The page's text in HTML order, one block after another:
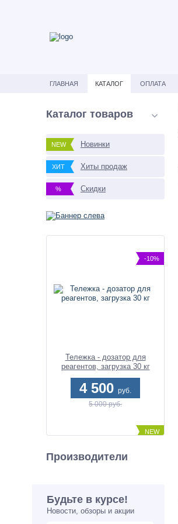
ГЛАВНАЯ КАТАЛОГ ОПЛАТА
Каталог товаров
NEW Новинки
ХИТ Хиты продаж
% Скидки
-10%
Тележка - дозатор для
реагентов, загрузка 30 кг
4 500 руб.
5 000 руб.
NEW
Производители
Будьте в курсе!
Новости, обзоры и акции